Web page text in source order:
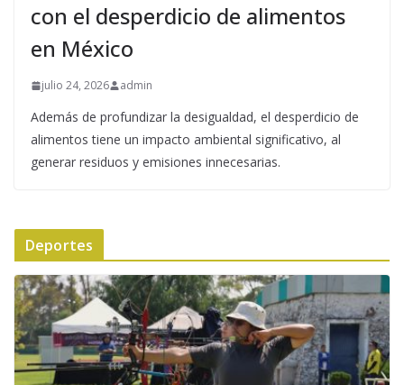
con el desperdicio de alimentos
en México
julio 24, 2026 admin
Además de profundizar la desigualdad, el desperdicio de
alimentos tiene un impacto ambiental significativo, al
generar residuos y emisiones innecesarias.
Deportes